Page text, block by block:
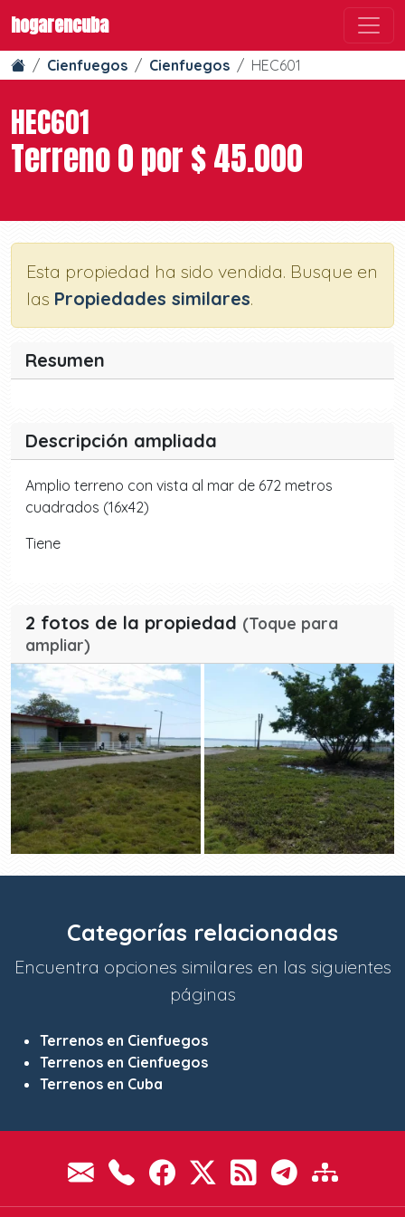
hogarencuba
Cienfuegos Cienfuegos HEC601
HEC601
Terreno 0 por $ 45.000
Esta propiedad ha sido vendida. Busque en
las Propiedades similares.
Resumen
Descripción ampliada
Amplio terreno con vista al mar de 672 metros
cuadrados (16x42)
Tiene
2 fotos de la propiedad (Toque para
ampliar)
Categorías relacionadas
Encuentra opciones similares en las siguientes
páginas
Terrenos en Cienfuegos
Terrenos en Cienfuegos
Terrenos en Cuba